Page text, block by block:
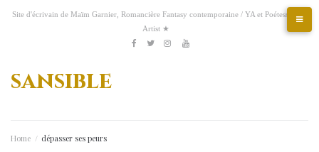
Site d'écrivain de Maïm Garnier, Romancière Fantasy contemporaine / YA et Poétesse &
Artist ★
Etsy
sansible
Home / dépasser ses peurs